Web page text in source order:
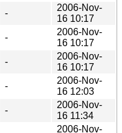
-
2006-Nov-
16 10:17
-
2006-Nov-
16 10:17
-
2006-Nov-
16 10:17
-
2006-Nov-
16 12:03
-
2006-Nov-
16 11:34
2006-Nov-